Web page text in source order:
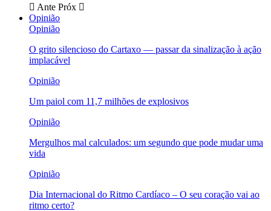
Ante Próx
Opinião
Opinião
O grito silencioso do Cartaxo — passar da sinalização à ação
implacável
Opinião
Um paiol com 11,7 milhões de explosivos
Opinião
Mergulhos mal calculados: um segundo que pode mudar uma
vida
Opinião
Dia Internacional do Ritmo Cardíaco – O seu coração vai ao
ritmo certo?